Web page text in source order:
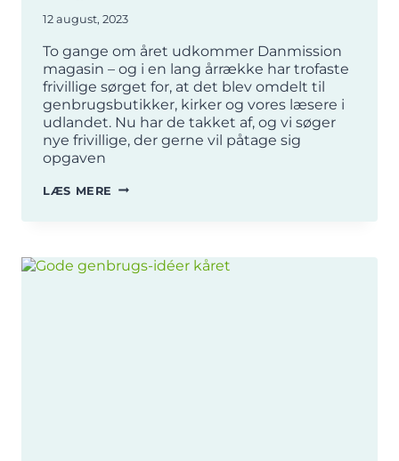
12 august, 2023
To gange om året udkommer Danmission
magasin – og i en lang årrække har trofaste
frivillige sørget for, at det blev omdelt til
genbrugsbutikker, kirker og vores læsere i
udlandet. Nu har de takket af, og vi søger
nye frivillige, der gerne vil påtage sig
opgaven
LÆS MERE VIL
MAGASIN?